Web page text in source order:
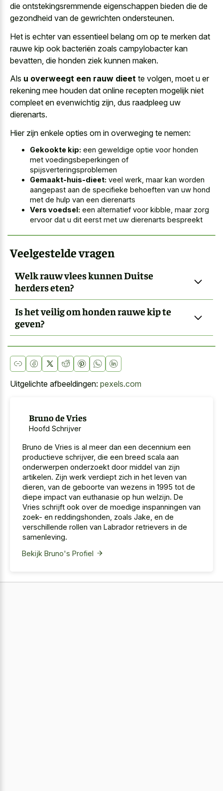
die ontstekingsremmende eigenschappen bieden die de
gezondheid van de gewrichten ondersteunen.
Het is echter van essentieel belang om op te merken dat
rauwe kip ook bacteriën zoals campylobacter kan
bevatten, die honden ziek kunnen maken.
Als u overweegt een rauw dieet te volgen, moet u er
rekening mee houden dat online recepten mogelijk niet
compleet en evenwichtig zijn, dus raadpleeg uw
dierenarts.
Hier zijn enkele opties om in overweging te nemen:
Gekookte kip: een geweldige optie voor honden
met voedingsbeperkingen of
spijsverteringsproblemen
Gemaakt-huis-dieet: veel werk, maar kan worden
aangepast aan de specifieke behoeften van uw hond
met de hulp van een dierenarts
Vers voedsel: een alternatief voor kibble, maar zorg
ervoor dat u dit eerst met uw dierenarts bespreekt
Veelgestelde vragen
Welk rauw vlees kunnen Duitse
herders eten?
Is het veilig om honden rauwe kip te
geven?
Uitgelichte afbeeldingen: pexels.com
Bruno de Vries
Hoofd Schrijver
Bruno de Vries is al meer dan een decennium een
productieve schrijver, die een breed scala aan
onderwerpen onderzoekt door middel van zijn
artikelen. Zijn werk verdiept zich in het leven van
dieren, van de geboorte van wezens in 1995 tot de
diepe impact van euthanasie op hun welzijn. De
Vries schrijft ook over de moedige inspanningen van
zoek- en reddingshonden, zoals Jake, en de
verschillende rollen van Labrador retrievers in de
samenleving.
Bekijk Bruno's Profiel